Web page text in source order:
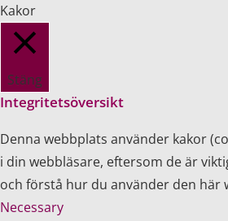
Kakor
Stäng
Integritetsöversikt
Denna webbplats använder kakor
i din webbläsare, eftersom de är
och förstå hur du använder den här
Necessary